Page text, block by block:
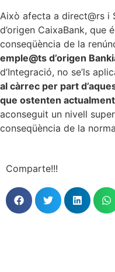
Això afecta a direct@rs i
d’origen CaixaBank, que
conseqüència de la
emple@ts d’origen
d’Integració, no se’ls
al càrrec per part
que ostenten actualment
aconseguit un nivell
conseqüència de la
Comparte!!!